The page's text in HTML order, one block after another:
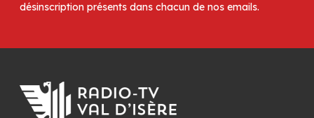
désinscription présents dans chacun de nos emails.